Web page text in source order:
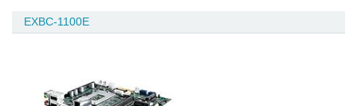
EXBC-1100E